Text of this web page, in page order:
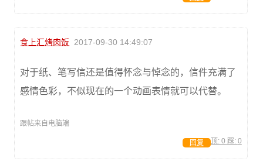
食上汇烤肉饭 2017-09-30 14:49:07
对于纸、笔写信还是值得怀念与悼念的，信件充满了
感情色彩，不似现在的一个动画表情就可以代替。
跟帖来自电脑端
顶: 0 踩: 0
回复